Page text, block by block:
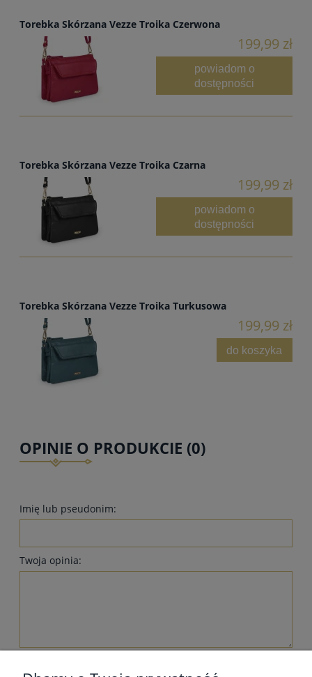
Torebka Skórzana Vezze Troika Czerwona
199,99 zł
powiadom o
dostępności
Torebka Skórzana Vezze Troika Czarna
199,99 zł
powiadom o
dostępności
Torebka Skórzana Vezze Troika Turkusowa
199,99 zł
do koszyka
OPINIE O PRODUKCIE (0)
Imię lub pseudonim:
Twoja opinia: